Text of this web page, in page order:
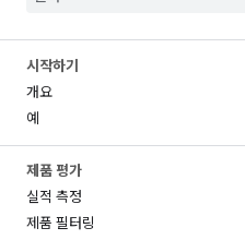
시작하기
개요
예
제품 평가
실적 측정
제품 필터링